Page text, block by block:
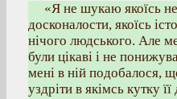
«Я не шукаю якоїсь
досконалости, якоїсь
нічого людського. Але
були цікаві і не
мені в ній подобалося,
уздріти в якімсь кутку